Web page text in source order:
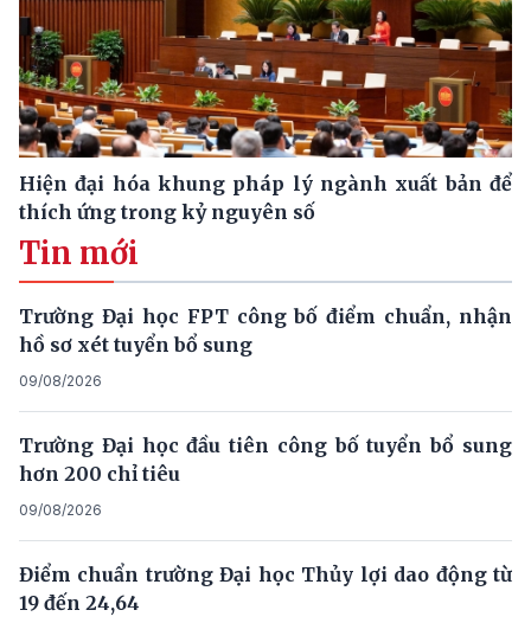
Hiện đại hóa khung pháp lý ngành xuất bản để
thích ứng trong kỷ nguyên số
Tin mới
Trường Đại học FPT công bố điểm chuẩn, nhận
hồ sơ xét tuyển bổ sung
09/08/2026
Trường Đại học đầu tiên công bố tuyển bổ sung
hơn 200 chỉ tiêu
09/08/2026
Điểm chuẩn trường Đại học Thủy lợi dao động từ
19 đến 24,64